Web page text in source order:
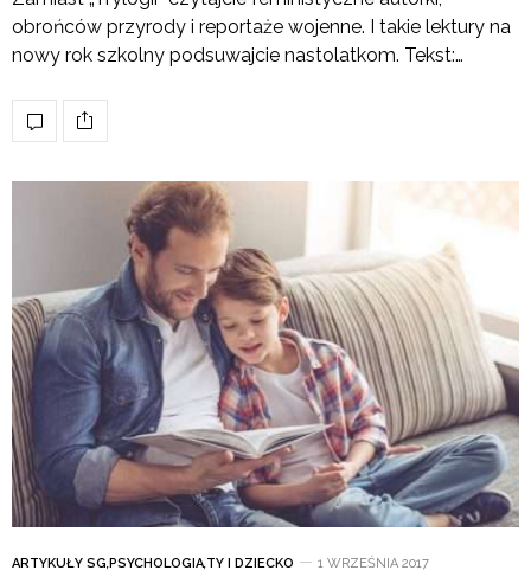
obrońców przyrody i reportaże wojenne. I takie lektury na
nowy rok szkolny podsuwajcie nastolatkom. Tekst:…
ARTYKUŁY SG,PSYCHOLOGIA,TY I DZIECKO 1 WRZEŚNIA 2017